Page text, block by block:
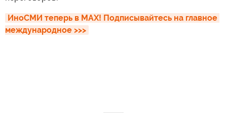
ИноСМИ теперь в MAX! Подписывайтесь на главное
международное >>>